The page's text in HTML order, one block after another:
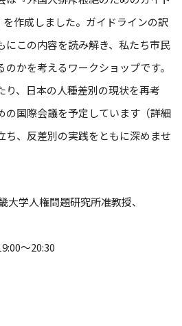
を作成しました。ガイドラインの訳
にこの内容を読み解き、私たち市民
かを考えるワークショップです。
、日本の人種差別の現状を再考
の国際会議を予定しています（詳細
ち、反差別の実践をともに深めませ
大学人権問題研究所准教授、
〜20:30